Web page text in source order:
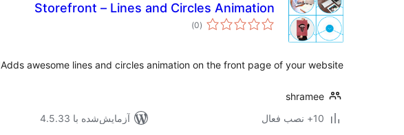
Storefront – Lines and Circles Animation
(0 مجموع
امتیازها
)
Adds awesome lines and circles animation on the front page of your website!
shramee
10+ نصب فعال
آزمایش‌شده با 4.5.33